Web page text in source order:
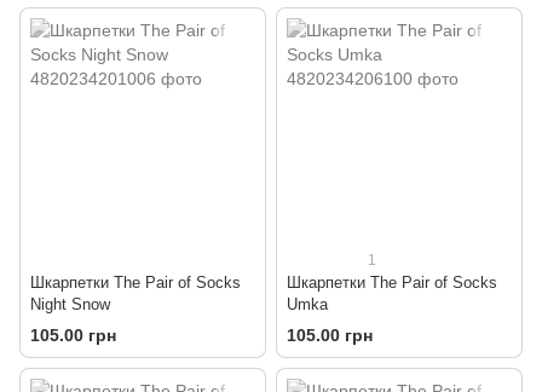
Шкарпетки The Pair of Socks
Night Snow
105.00 грн
1
Шкарпетки The Pair of Socks
Umka
105.00 грн